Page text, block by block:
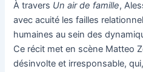
À travers Un air de famille,
avec acuité les failles
humaines au sein des
Ce récit met en scène Matteo
désinvolte et irresponsable,